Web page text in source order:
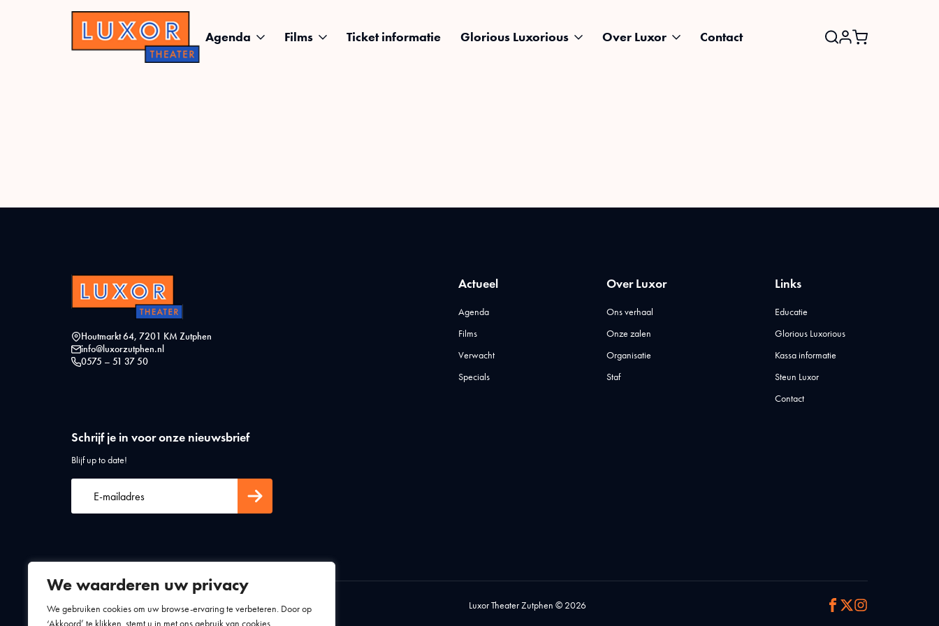
We waarderen uw privacy
We gebruiken cookies om uw browse-ervaring te verbeteren. Door op
‘Akkoord’ te klikken, stemt u in met ons gebruik van cookies.
Agenda Films Ticket informatie Glorious Luxorious Over Luxor
Contact
Houtmarkt 64, 7201 KM Zutphen
info@luxorzutphen.nl
0575 – 51 37 50
Actueel
Agenda
Films
Verwacht
Specials
Over Luxor
Ons verhaal
Onze zalen
Organisatie
Staf
Links
Educatie
Glorious Luxorious
Kassa informatie
Steun Luxor
Contact
Schrijf je in voor onze nieuwsbrief
Blijf up to date!
Algemene voorwaardenPrivacy statement Luxor Theater Zutphen © 2026